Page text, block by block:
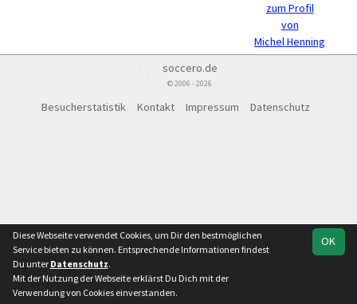
zum Profil
von
Michel Henning
soccero.de
© 2006 - 2026
Besucherstatistik Kontakt Impressum Datenschutz
OK
Diese Webseite verwendet Cookies, um Dir den bestmöglichen
Service bieten zu können. Entsprechende Informationen findest
Du unter Datenschutz.
Mit der Nutzung der Webseite erklärst Du Dich mit der
Verwendung von Cookies einverstanden.